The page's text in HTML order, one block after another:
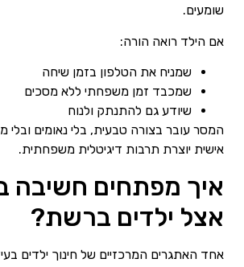
שומעים.
אם הילד רואה הורה:
שמניח את הטלפון בזמן שיחה
שמכבד זמן משפחתי ללא מסכים
שיודע גם להתנתק ולנוח
המסר עובר בצורה טבעית, בלי נאומים ובלי
אישית יוצרת תרבות דיגיטלית משפחתית.
איך מפתחים חשיבה
אצל ילדים ברשת?
אחד האתגרים המרכזיים של חינוך ילדים